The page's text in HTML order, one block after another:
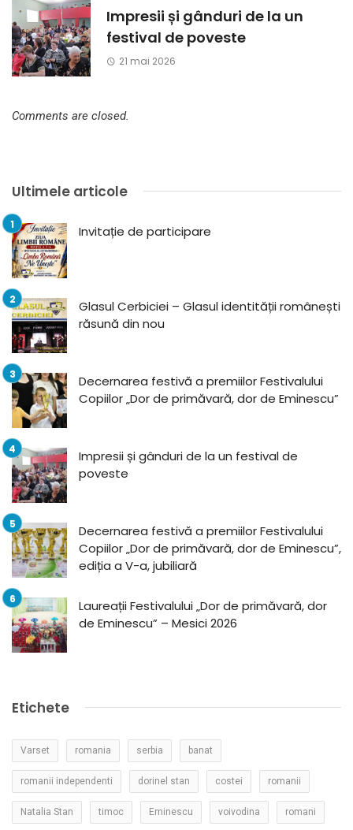
Impresii și gânduri de la un
festival de poveste
21 mai 2026
Comments are closed.
Ultimele articole
Invitație de participare
Glasul Cerbiciei – Glasul identității românești
răsună din nou
Decernarea festivă a premiilor Festivalului
Copiilor „Dor de primăvară, dor de Eminescu”
Impresii și gânduri de la un festival de
poveste
Decernarea festivă a premiilor Festivalului
Copiilor „Dor de primăvară, dor de Eminescu”,
ediția a V-a, jubiliară
Laureații Festivalului „Dor de primăvară, dor
de Eminescu” – Mesici 2026
Etichete
Varset romania serbia banat
romanii independenti dorinel stan costei romanii
Natalia Stan timoc Eminescu voivodina romani